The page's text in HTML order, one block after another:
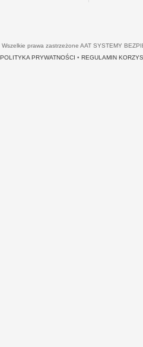
Wszelkie prawa zastrzeżone AAT SYSTEMY
POLITYKA PRYWATNOŚCI • REGULAMIN